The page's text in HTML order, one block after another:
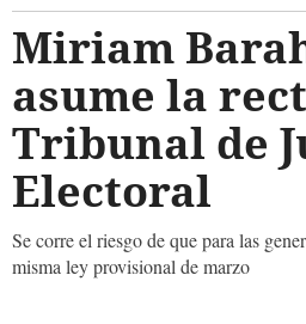
Miriam
asume la
Tribunal de
Electoral
Se corre el riesgo de que para las
misma ley provisional de marzo